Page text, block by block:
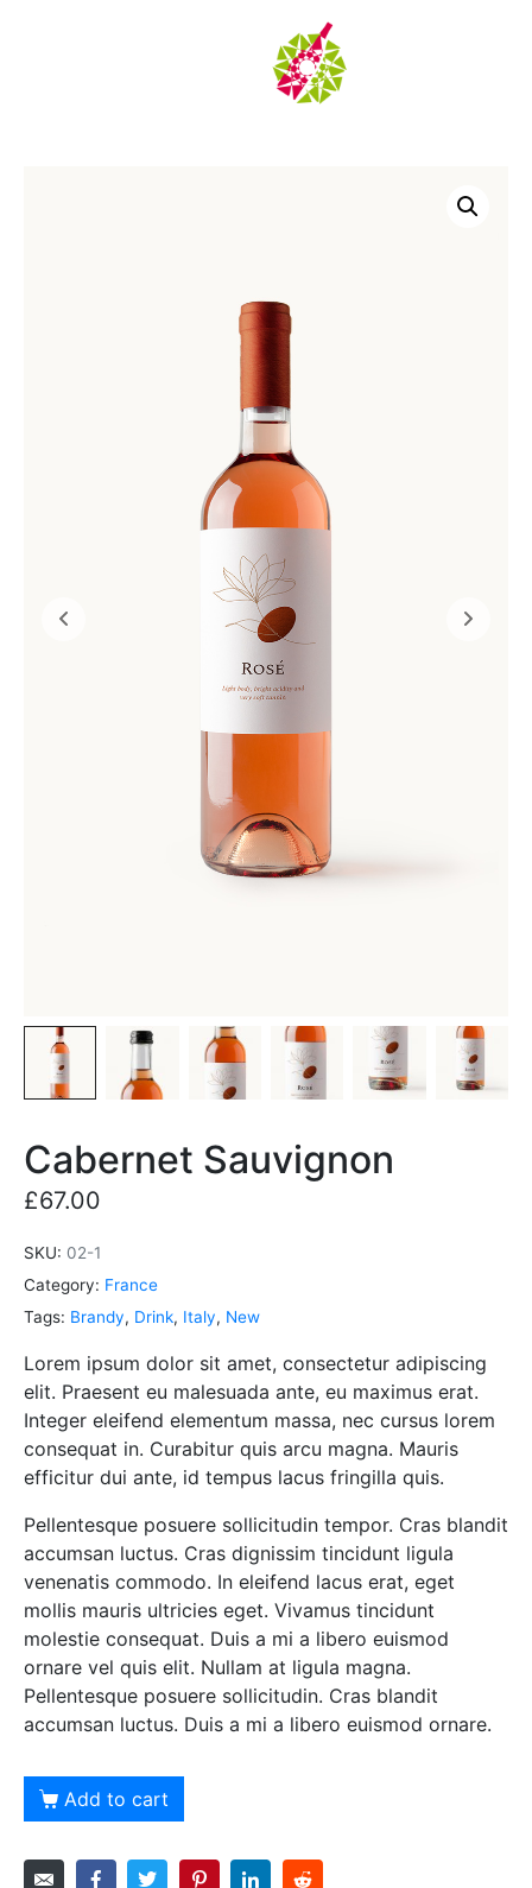
Cabernet Sauvignon
£67.00
SKU: 02-1
Category: France
Tags: Brandy, Drink, Italy, New
Lorem ipsum dolor sit amet, consectetur adipiscing
elit. Praesent eu malesuada ante, eu maximus erat.
Integer eleifend elementum massa, nec cursus lorem
consequat in. Curabitur quis arcu magna. Mauris
efficitur dui ante, id tempus lacus fringilla quis.
Pellentesque posuere sollicitudin tempor. Cras blandit
accumsan luctus. Cras dignissim tincidunt ligula
venenatis commodo. In eleifend lacus erat, eget
mollis mauris ultricies eget. Vivamus tincidunt
molestie consequat. Duis a mi a libero euismod
ornare vel quis elit. Nullam at ligula magna.
Pellentesque posuere sollicitudin. Cras blandit
accumsan luctus. Duis a mi a libero euismod ornare.
Add to cart